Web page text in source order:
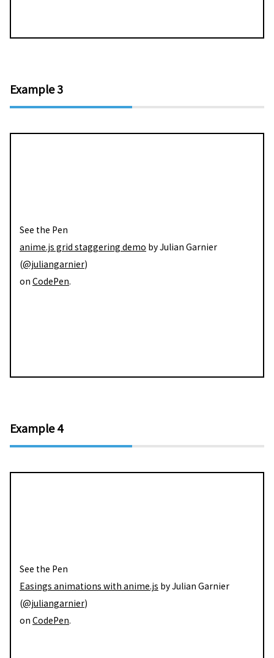
Example 3
See the Pen
anime.js grid staggering demo by Julian Garnier
(@juliangarnier)
on CodePen.
Example 4
See the Pen
Easings animations with anime.js by Julian Garnier
(@juliangarnier)
on CodePen.